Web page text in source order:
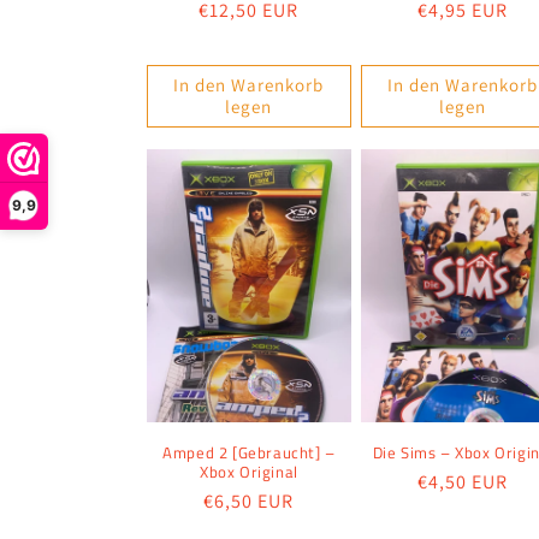
9,9
Normaler
€12,50 EUR
In den Warenkorb
legen
Normaler
€4,95 EUR
In den Warenkorb
legen
Amped 2 [Gebraucht] –
Xbox Original
Normaler
€6,50 EUR
Die Sims – Xbox
Normaler
€4,50 EUR